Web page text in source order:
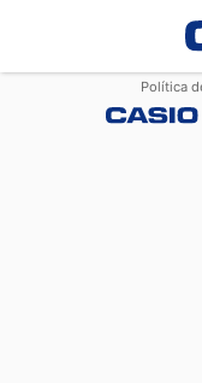
Política